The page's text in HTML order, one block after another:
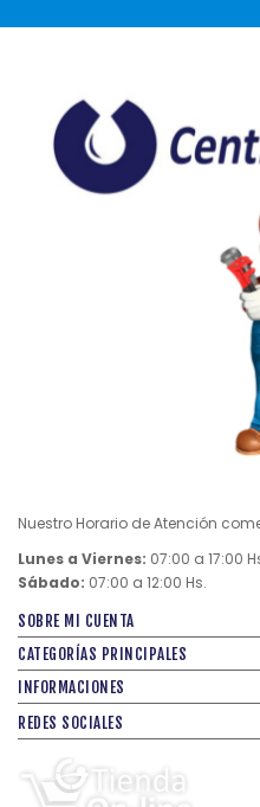
Nuestro Horario de Atención
Lunes a Viernes: 07:00 a 17:00
Sábado: 07:00 a 12:00 Hs.
SOBRE MI CUENTA
CATEGORÍAS PRINCIPALES
INFORMACIONES
REDES SOCIALES